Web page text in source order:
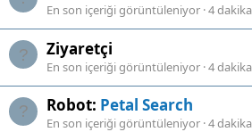
En son içeriği görüntüleniyor 4
Ziyaretçi
En son içeriği görüntüleniyor 4
Robot: Petal Search
En son içeriği görüntüleniyor 4